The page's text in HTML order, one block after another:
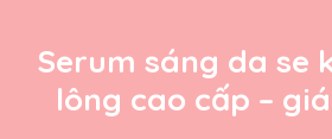
Serum sáng da se
lông cao cấp –